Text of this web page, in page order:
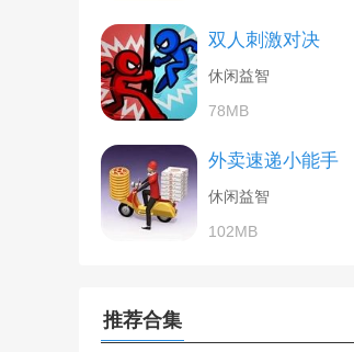
双人刺激对决
休闲益智
78MB
外卖速递小能手
休闲益智
102MB
推荐合集